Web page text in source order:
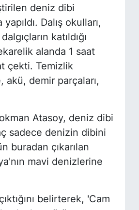
deniz dibi
Dalış okulları,
katıldığı
alanda 1 saat
çekti. Temizlik
akü, demir parçaları,
Atasoy, deniz dibi
sadece denizin dibini
buradan çıkarılan
mavi denizlerine
belirterek, 'Cam